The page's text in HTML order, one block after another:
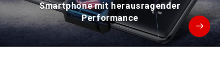
Smartphone mit herausragender
Performance